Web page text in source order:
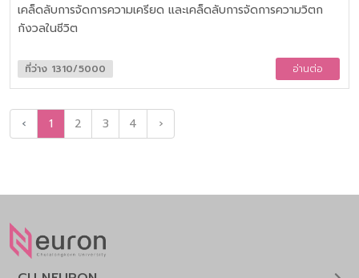
เคล็ดลับการจัดการความเครียด และเคล็ดลับการจัดการความวิตก
กังวลในชีวิต
ที่ว่าง 1310/5000 อ่านต่อ
‹ 1 2 3 4 ›